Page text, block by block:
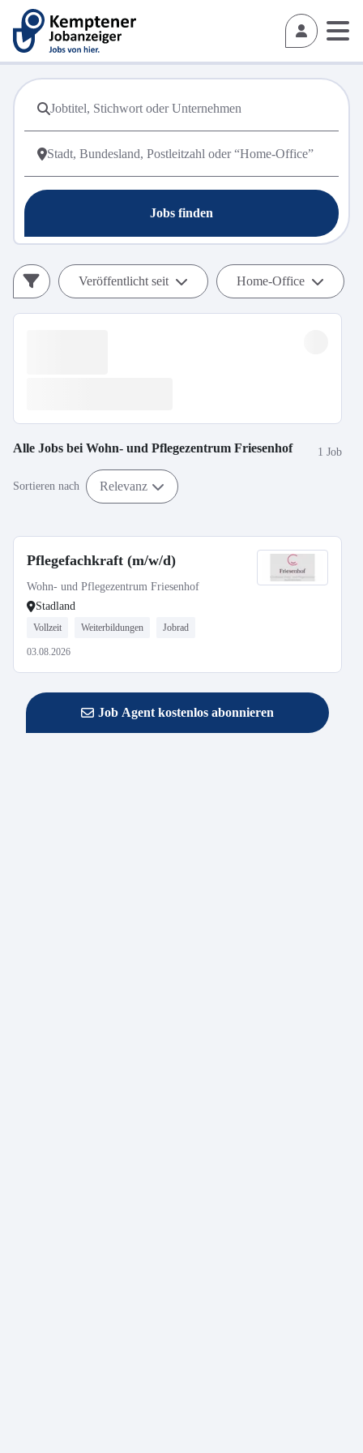
Jobs finden
Veröffentlicht seit Home-Office
Alle Jobs bei Wohn- und Pflegezentrum Friesenhof 1 Job
Sortieren nach Relevanz
Pflegefachkraft (m/w/d)
Wohn- und Pflegezentrum Friesenhof
Stadland
Vollzeit Weiterbildungen Jobrad
03.08.2026
Job Agent kostenlos abonnieren